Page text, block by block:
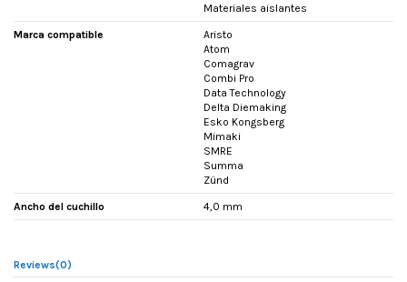
Materiales aislantes
Marca compatible
Aristo
Atom
Comagrav
Combi Pro
Data Technology
Delta Diemaking
Esko Kongsberg
Mimaki
SMRE
Summa
Zünd
Ancho del cuchillo 4,0 mm
Reviews(0)